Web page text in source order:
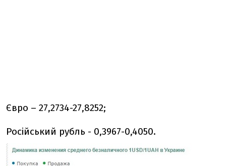
Євро – 27,2734-27,8252;
Російський рубль - 0,3967-0,4050.